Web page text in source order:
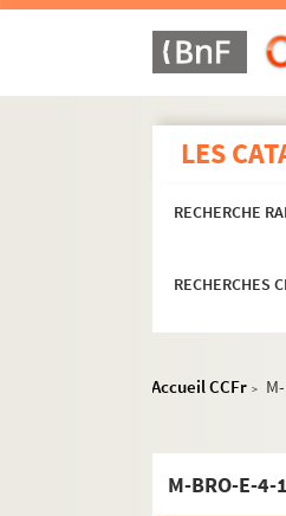
LES
RECHERCHE
RECHERCHES
Accueil CCFr >
M-BRO-E-